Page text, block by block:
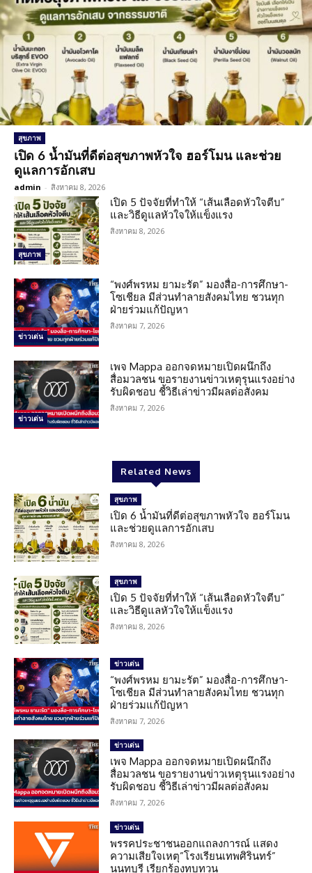
สุขภาพ
เปิด 6 น้ำมันที่ดีต่อสุขภาพหัวใจ ฮอร์โมน และช่วย
ดูแลการอักเสบ
admin - สิงหาคม 8, 2026
สุขภาพ
เปิด 5 ปัจจัยที่ทำให้ “เส้นเลือดหัวใจตีบ”
และวิธีดูแลหัวใจให้แข็งแรง
สิงหาคม 8, 2026
ข่าวเด่น
“พงศ์พรหม ยามะรัต” มองสื่อ-การศึกษา-
โซเชียล มีส่วนทำลายสังคมไทย ชวนทุก
ฝ่ายร่วมแก้ปัญหา
สิงหาคม 7, 2026
ข่าวเด่น
เพจ Mappa ออกจดหมายเปิดผนึกถึง
สื่อมวลชน ขอรายงานข่าวเหตุรุนแรงอย่าง
รับผิดชอบ ชี้วิธีเล่าข่าวมีผลต่อสังคม
สิงหาคม 7, 2026
Related News
สุขภาพ
เปิด 6 น้ำมันที่ดีต่อสุขภาพหัวใจ ฮอร์โมน
และช่วยดูแลการอักเสบ
สิงหาคม 8, 2026
สุขภาพ
เปิด 5 ปัจจัยที่ทำให้ “เส้นเลือดหัวใจตีบ”
และวิธีดูแลหัวใจให้แข็งแรง
สิงหาคม 8, 2026
ข่าวเด่น
“พงศ์พรหม ยามะรัต” มองสื่อ-การศึกษา-
โซเชียล มีส่วนทำลายสังคมไทย ชวนทุก
ฝ่ายร่วมแก้ปัญหา
สิงหาคม 7, 2026
ข่าวเด่น
เพจ Mappa ออกจดหมายเปิดผนึกถึง
สื่อมวลชน ขอรายงานข่าวเหตุรุนแรงอย่าง
รับผิดชอบ ชี้วิธีเล่าข่าวมีผลต่อสังคม
สิงหาคม 7, 2026
ข่าวเด่น
พรรคประชาชนออกแถลงการณ์ แสดง
ความเสียใจเหตุ”โรงเรียนเทพศิรินทร์”
นนทบุรี เรียกร้องทบทวน